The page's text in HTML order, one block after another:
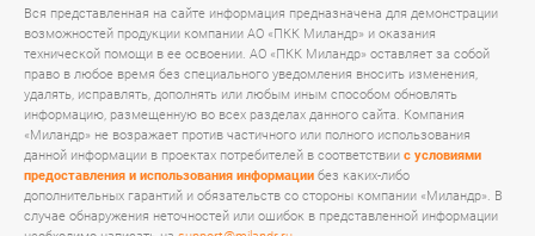
Вся представленная на сайте информация предназначена для демонстрации
возможностей продукции компании АО «ПКК Миландр» и оказания
технической помощи в ее освоении. АО «ПКК Миландр» оставляет за собой
право в любое время без специального уведомления вносить изменения,
удалять, исправлять, дополнять или любым иным способом обновлять
информацию, размещенную во всех разделах данного сайта. Компания
«Миландр» не возражает против частичного или полного использования
данной информации в проектах потребителей в соответствии с условиями
предоставления и использования информации без каких-либо
дополнительных гарантий и обязательств со стороны компании «Миландр». В
случае обнаружения неточностей или ошибок в представленной информации